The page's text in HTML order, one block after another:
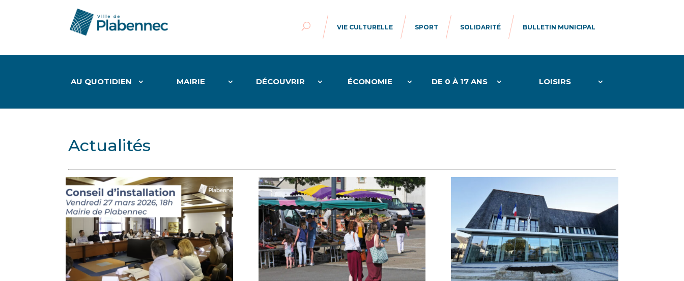
VIE CULTURELLE SPORT SOLIDARITÉ BULLETIN MUNICIPAL
AU QUOTIDIEN MAIRIE DÉCOUVRIR ÉCONOMIE DE 0 À 17 ANS LOISIRS
Actualités